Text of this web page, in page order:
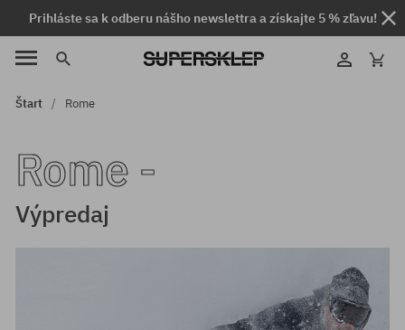
Prihláste sa k odberu nášho newslettra a získajte 5 % zľavu!
Štart Rome
Rome -
Výpredaj